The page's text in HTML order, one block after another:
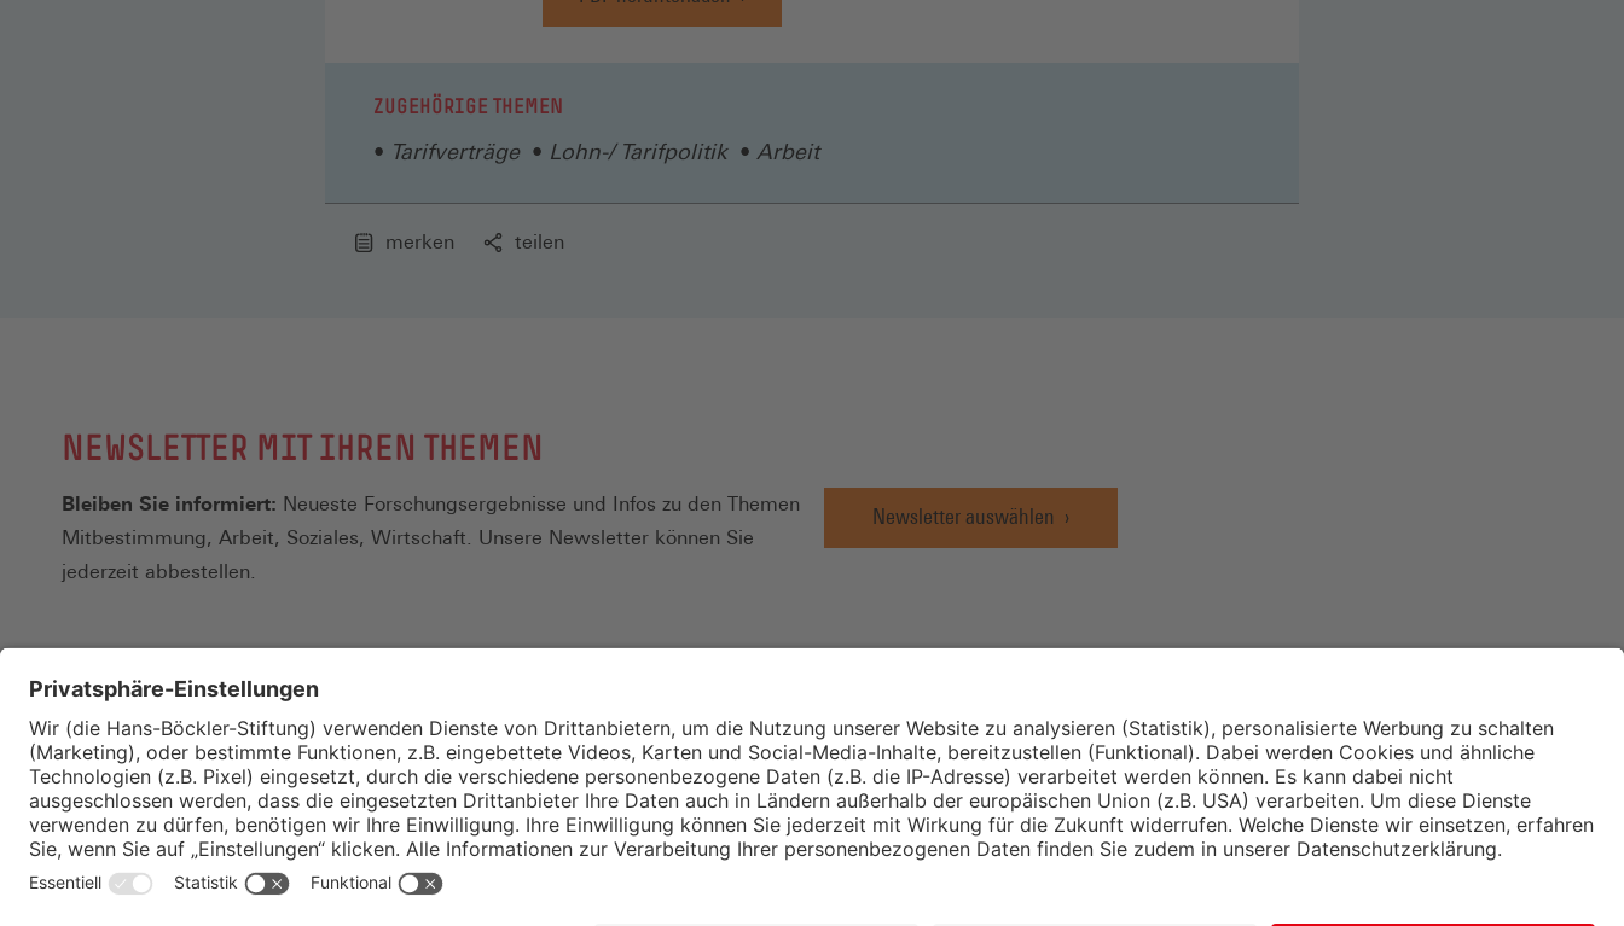
ZUGEHÖRIGE THEMEN
Tarifverträge Lohn-/ Tarifpolitik Arbeit
merken teilen
NEWSLETTER MIT IHREN THEMEN
Bleiben Sie informiert: Neueste Forschungsergebnisse und Infos zu den Themen
Mitbestimmung, Arbeit, Soziales, Wirtschaft. Unsere Newsletter können Sie
jederzeit abbestellen.
Newsletter auswählen
Kontakt
Merkzettel
Impressum
Datenschutz
Wirtschafts- und
Sozialwissenschaftliches
Institut
Institut für Makroökonomie
und Konjunkturforschung